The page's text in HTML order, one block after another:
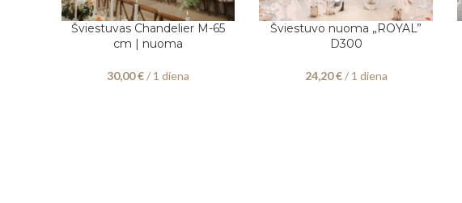
PASIRINKITE DATAS
Šviestuvas Chandelier M-65
cm | nuoma
30,00€/ 1 diena
PASIRINKITE DATAS
Šviestuvo nuoma „ROYAL”
D300
24,20€/ 1 diena